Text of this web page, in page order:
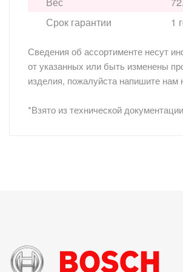
Срок гарантии
1
Сведения об ассортименте несут
от указанных или быть изменены
изделия, пожалуйста напишите нам
*Взято из технической документации